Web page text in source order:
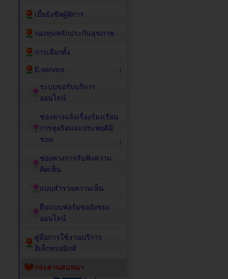
เบี้ยยังชีพผู้พิการ
กองทุนหลักประกันสุขภาพ
การเลือกตั้ง
E-service
ระบบขอรับบริการ
ออนไลน์
ช่องทางแจ้งเรื่องร้องเรียน
การทุจริตและประพฤติมิ
ชอบ
ช่องทางการรับฟังความ
คิดเห็น
แบบสำรวจความเห็น
ยื่นแบบฟอร์มขอถังขยะ
ออนไลน์
คู่มือการใช้งานบริการ
อิเล็กทรอนิกส์
กระดานสนทนา